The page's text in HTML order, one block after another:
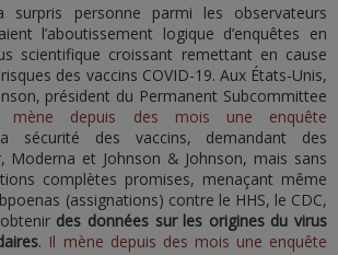
surpris personne parmi les observateurs
l’aboutissement logique d’enquêtes en
scientifique croissant remettant en cause
des vaccins COVID-19. Aux États-Unis,
président du Permanent Subcommittee
mène depuis des mois une enquête
sécurité des vaccins, demandant des
Moderna et Johnson & Johnson, mais sans
complètes promises, menaçant même
(assignations) contre le HHS, le CDC,
des données sur les origines du virus
. Il mène depuis des mois une enquête